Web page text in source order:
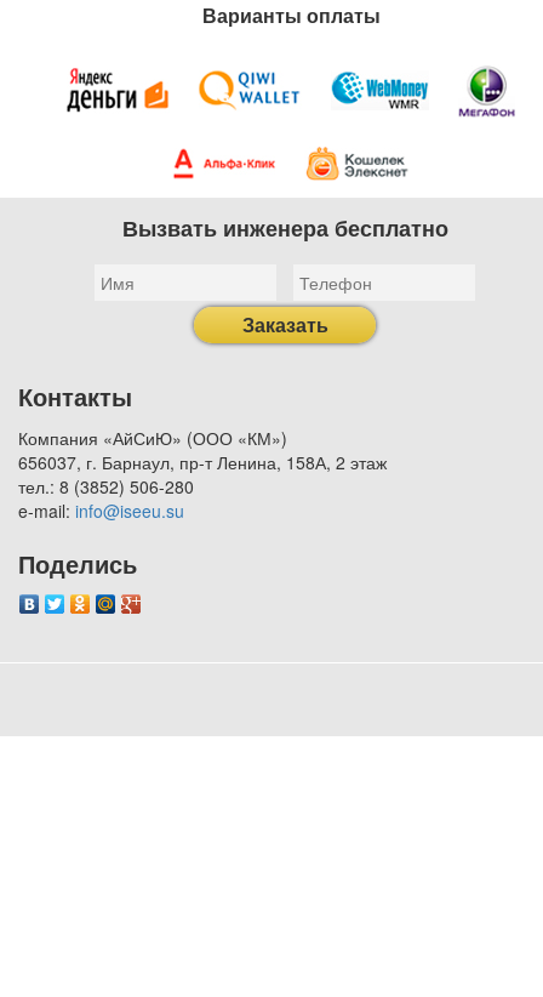
Варианты оплаты
Вызвать инженера бесплатно
Заказать
Контакты
Компания «АйСиЮ» (ООО «КМ»)
656037, г. Барнаул, пр-т Ленина, 158А, 2 этаж
тел.: 8 (3852) 506-280
e-mail: info@iseeu.su
Поделись